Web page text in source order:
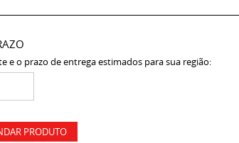
e o prazo de entrega estimados para sua região:
PRODUTO